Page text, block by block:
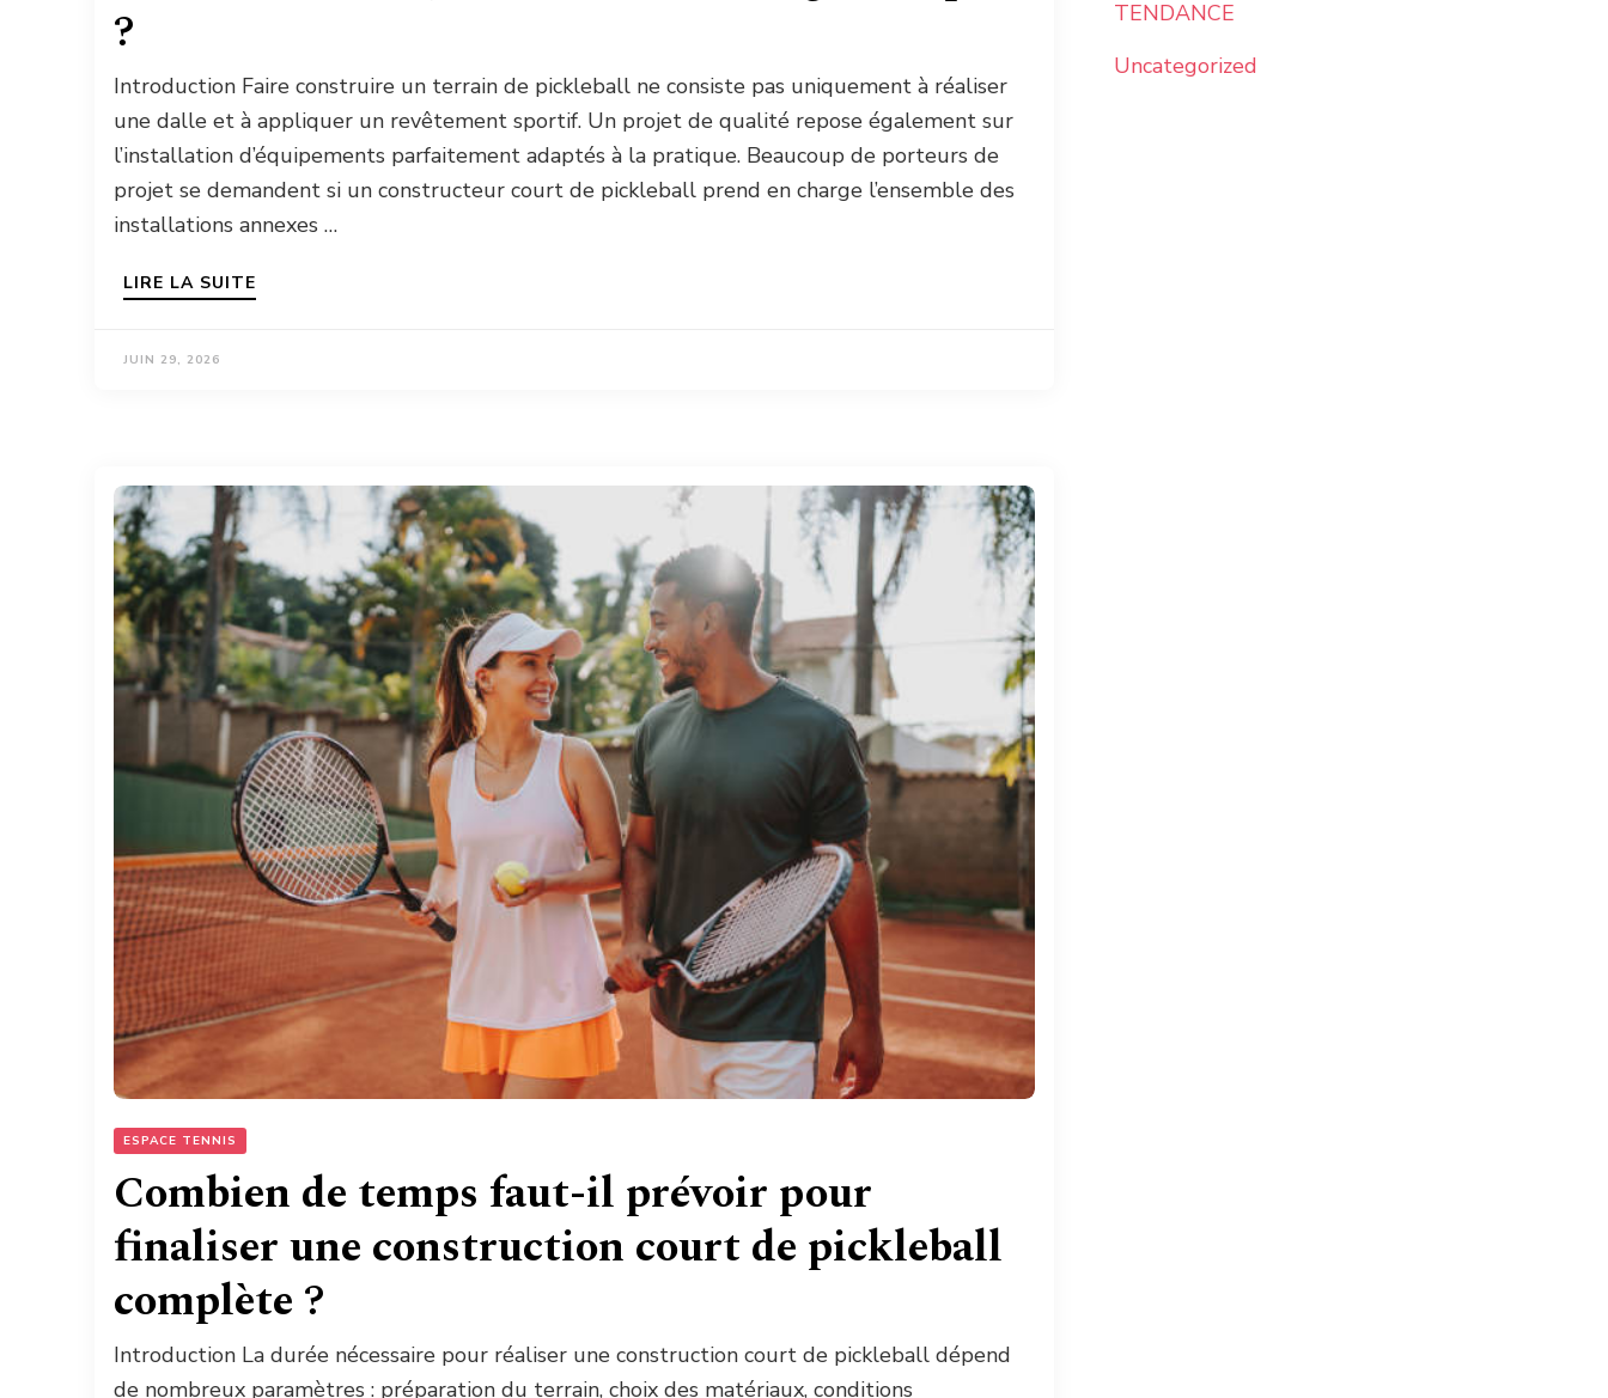
?
Introduction Faire construire un terrain de pickleball ne consiste pas uniquement à réaliser
une dalle et à appliquer un revêtement sportif. Un projet de qualité repose également sur
l’installation d’équipements parfaitement adaptés à la pratique. Beaucoup de porteurs de
projet se demandent si un constructeur court de pickleball prend en charge l’ensemble des
installations annexes …
LIRE LA SUITE
JUIN 29, 2026
ESPACE TENNIS
Combien de temps faut-il prévoir pour
finaliser une construction court de pickleball
complète ?
Introduction La durée nécessaire pour réaliser une construction court de pickleball dépend
de nombreux paramètres : préparation du terrain, choix des matériaux, conditions
TENDANCE
Uncategorized